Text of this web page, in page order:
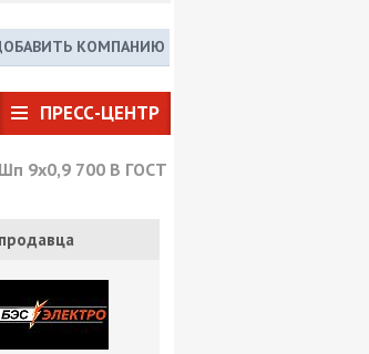
КОМПАНИЮ
ПРЕСС-ЦЕНТР
9х0,9 700 В ГОСТ